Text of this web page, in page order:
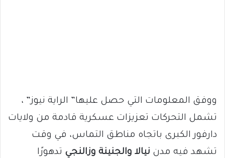
ووفق المعلومات التي حصل عليها” الراية نيوز” ،
تشمل التحركات تعزيزات عسكرية قادمة من ولايات
دارفور الكبرى باتجاه مناطق التماس، في وقت
تشهد فيه مدن نيالا والجنينة وزالنجي تدهورًا